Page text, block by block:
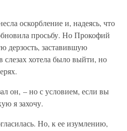
оскорбление и, надеясь, что
просьбу. Но Прокофий
дерзость, заставившую
хотела было выйти, но
он, – но с условием, если вы
я захочу.
Но, к ее изумлению,